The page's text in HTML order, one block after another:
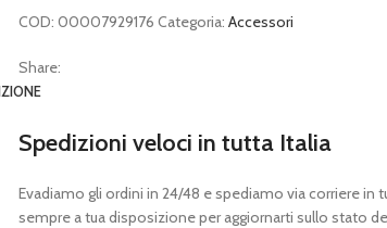
quantità
COD: 00007929176 Categoria: Accessori
Share:
Spedizioni veloci in tutta Italia
Evadiamo gli ordini in 24/48 e spediamo via corriere in
sempre a tua disposizione per aggiornarti sullo stato